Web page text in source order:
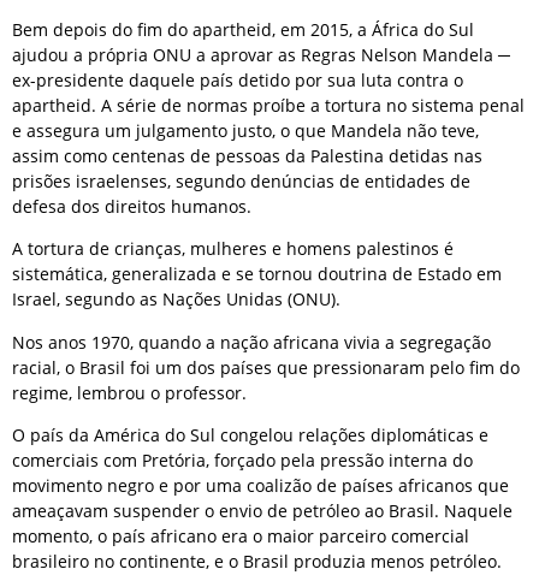
Bem depois do fim do apartheid, em 2015, a África do Sul
ajudou a própria ONU a aprovar as Regras Nelson Mandela ─
ex-presidente daquele país detido por sua luta contra o
apartheid. A série de normas proíbe a tortura no sistema penal
e assegura um julgamento justo, o que Mandela não teve,
assim como centenas de pessoas da Palestina detidas nas
prisões israelenses, segundo denúncias de entidades de
defesa dos direitos humanos.
A tortura de crianças, mulheres e homens palestinos é
sistemática, generalizada e se tornou doutrina de Estado em
Israel, segundo as Nações Unidas (ONU).
Nos anos 1970, quando a nação africana vivia a segregação
racial, o Brasil foi um dos países que pressionaram pelo fim do
regime, lembrou o professor.
O país da América do Sul congelou relações diplomáticas e
comerciais com Pretória, forçado pela pressão interna do
movimento negro e por uma coalizão de países africanos que
ameaçavam suspender o envio de petróleo ao Brasil. Naquele
momento, o país africano era o maior parceiro comercial
brasileiro no continente, e o Brasil produzia menos petróleo.